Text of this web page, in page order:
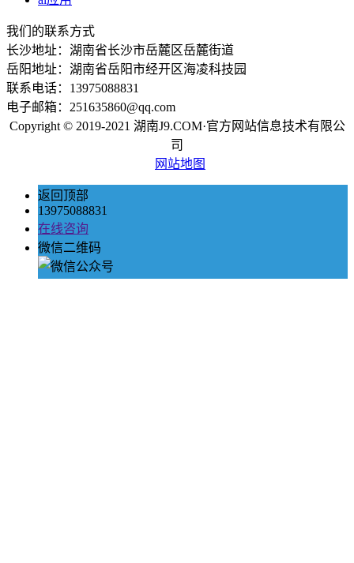
我们的联系方式
长沙地址：湖南省长沙市岳麓区岳麓街道
岳阳地址：湖南省岳阳市经开区海凌科技园
联系电话：13975088831
电子邮箱：251635860@qq.com
Copyright © 2019-2021 湖南J9.COM·官方网站信息技术有限公
司
网站地图
返回顶部
13975088831
在线咨询
微信二维码